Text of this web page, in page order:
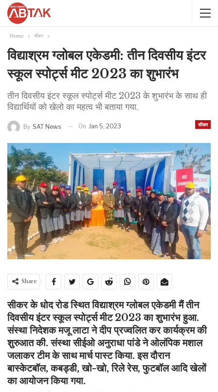
Home सीकर
विद्याश्रम ग्लोबल एकेडमी: तीन दिवसीय इंटर
स्कूल स्पोर्ट्स मीट 2023 का शुभारंभ
तीन दिवसीय इंटर स्कूल स्पोर्ट्स मीट 2023 के शुभारंभ के साथ ही
विद्यार्थियों को खेलो का महत्व भी बताया गया.
सीकर
By SAT News On Jan 5, 2023
Share
सीकर के धोद रोड स्थित विद्याश्रम ग्लोबल एकेडमी मैं तीन
दिवसीय इंटर स्कूल स्पोर्ट्स मीट 2023 का शुभारंभ हुआ.
संस्था निदेशक मजू लाटा ने दीप प्रज्वलित कर कार्यक्रम की
शुरुआत की. संस्था सीईओ अनुराधा पांडे नेओलंपिक मशाल
जलाकर टीम के साथ मार्च पास्ट किया. इस दौरान
बास्केटबॉल, कबड्डी, खो-खो, रिले रेस, फुटबॉल आदि खेलों
का आयोजन किया गया.